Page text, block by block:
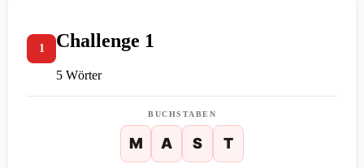
1 Challenge 1
5 Wörter
BUCHSTABEN
M A S T